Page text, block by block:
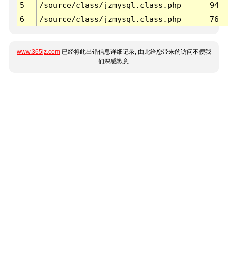
5
/source/class/jzmysql.class.php
94
6
/source/class/jzmysql.class.php 76
www.365jz.com 已经将此出错信息详细记录, 由此给您带来的访问不便我
们深感歉意.